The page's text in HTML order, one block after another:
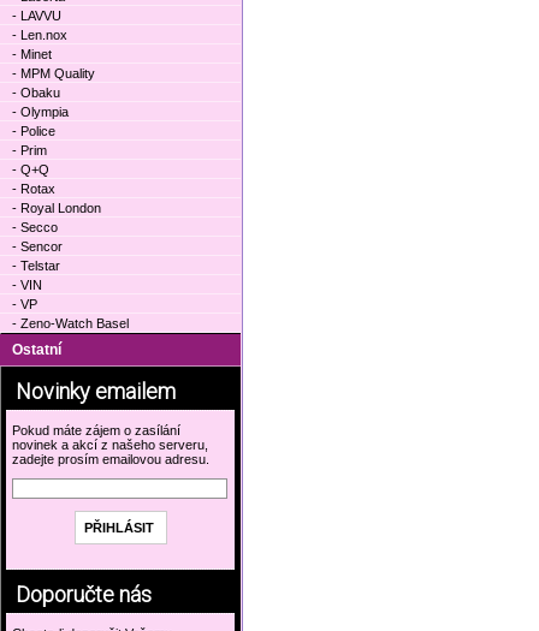
- LAVVU
- Len.nox
- Minet
- MPM Quality
- Obaku
- Olympia
- Police
- Prim
- Q+Q
- Rotax
- Royal London
- Secco
- Sencor
- Telstar
- VIN
- VP
- Zeno-Watch Basel
Ostatní
Novinky emailem
Pokud máte zájem o zasílání
novinek a akcí z našeho serveru,
zadejte prosím emailovou adresu.
Doporučte nás